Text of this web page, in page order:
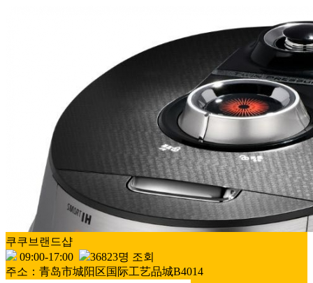
쿠쿠브랜드샵
09:00-17:00
36823명 조회
주소：青岛市城阳区国际工艺品城B4014